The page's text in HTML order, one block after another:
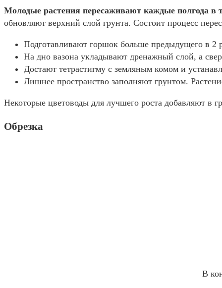
Молодые растения пересаживают каждые полгода в
обновляют верхний слой грунта. Состоит процесс
Подготавливают горшок больше предыдущего в 2
На дно вазона укладывают дренажный слой, а
Достают тетрастигму с земляным комом и
Лишнее пространство заполняют грунтом.
Некоторые цветоводы для лучшего роста добавляют в
Обрезка
В